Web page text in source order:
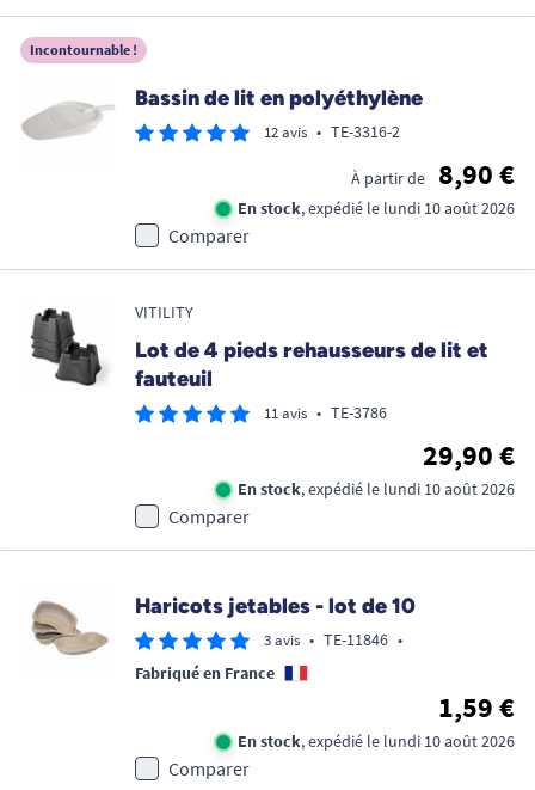
Incontournable !
Bassin de lit en polyéthylène
12 avis • TE-3316-2
À partir de 8,90 €
En stock, expédié le lundi 10 août 2026
Comparer
VITILITY
Lot de 4 pieds rehausseurs de lit et
fauteuil
11 avis • TE-3786
29,90 €
En stock, expédié le lundi 10 août 2026
Comparer
Haricots jetables - lot de 10
3 avis • TE-11846 •
Fabriqué en France
1,59 €
En stock, expédié le lundi 10 août 2026
Comparer